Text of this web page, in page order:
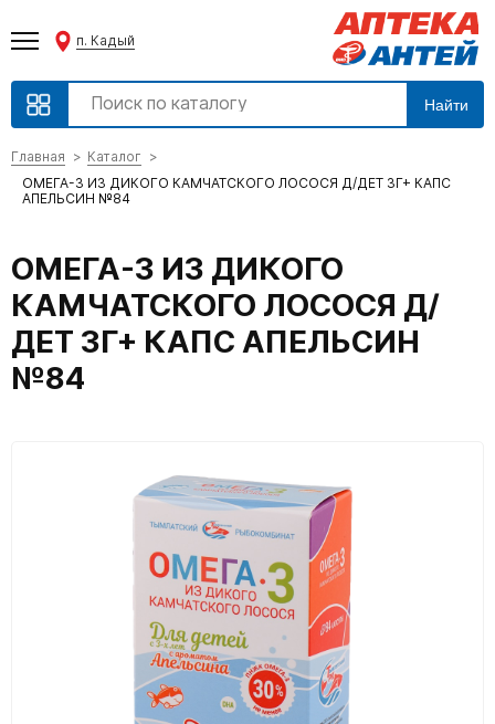
п. Кадый
Найти
Главная
Каталог
ОМЕГА-3 ИЗ ДИКОГО КАМЧАТСКОГО ЛОСОСЯ Д/ДЕТ 3Г+ КАПС
АПЕЛЬСИН №84
ОМЕГА-3 ИЗ ДИКОГО
КАМЧАТСКОГО ЛОСОСЯ Д/
ДЕТ 3Г+ КАПС АПЕЛЬСИН
№84